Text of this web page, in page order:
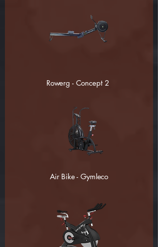
Rowerg - Concept 2
Air Bike - Gymleco